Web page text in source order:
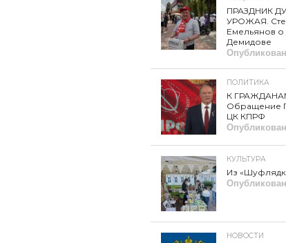
ПРАЗДНИК
УРОЖАЯ.
Емельянов о
Демидове
ПОЛИТИКА
К
Обращение
ЦК КПРФ
КУЛЬТУРА
Из
НОВОСТИ